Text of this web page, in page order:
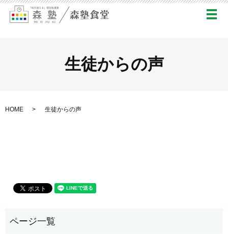
メ
生徒からの声
HOME 生徒からの声